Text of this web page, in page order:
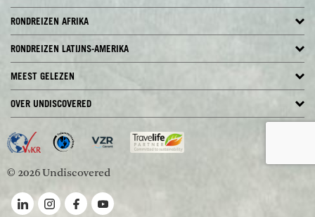
RONDREIZEN AFRIKA
RONDREIZEN LATIJNS-AMERIKA
MEEST GELEZEN
OVER UNDISCOVERED
© 2026 Undiscovered
Volg ons op LinkedIn
Volg ons op Instagram
Volg ons op Facebook
Volg ons op YouTube